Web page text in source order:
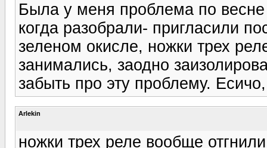
Была у меня проблема по
когда разобрали- пригласили
зеленом окисле, ножки трех
занимались, заодно
забыть про эту проблему.
Arlekin
ножки трех реле вообще